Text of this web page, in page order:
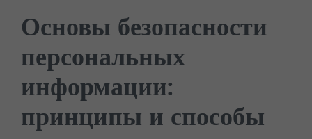
Основы безопасности
персональных
информации:
принципы и способы